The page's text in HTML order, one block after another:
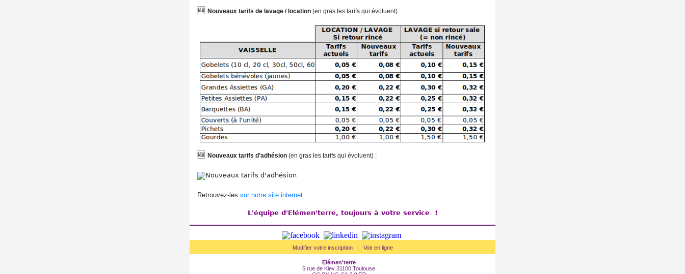
🆕 Nouveaux tarifs de lavage / location (en gras les tarifs qui évoluent) :
🆕 Nouveaux tarifs d’adhésion (en gras les tarifs qui évoluent) :
Retrouvez-les sur notre site internet.
L'équipe d'Elémen'terre, toujours à votre service !
Modifier votre inscription| Voir en ligne
Elémen'terre
5 rue de Kiev 31100 Toulouse